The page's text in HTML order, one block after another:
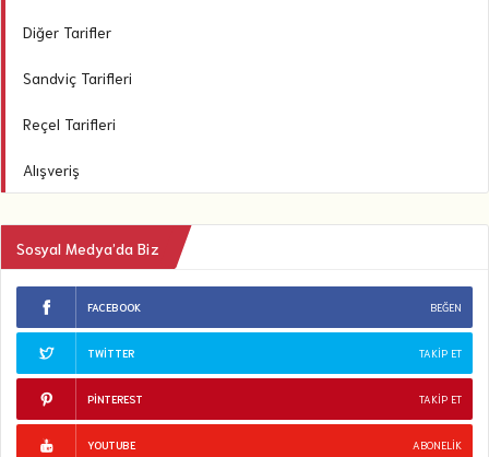
Diğer Tarifler
Sandviç Tarifleri
Reçel Tarifleri
Alışveriş
Sosyal Medya’da Biz
FACEBOOK BEĞEN
TWITTER TAKIP ET
PINTEREST TAKIP ET
YOUTUBE ABONELIK